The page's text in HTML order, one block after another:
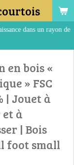
dans un rayon de
en bois «
» FSC
| Jouet à
à
| Bois
foot small